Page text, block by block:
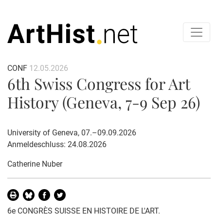
CONF 12.05.2026
6th Swiss Congress for Art
History (Geneva, 7-9 Sep 26)
University of Geneva, 07.–09.09.2026
Anmeldeschluss: 24.08.2026
Catherine Nuber
6e CONGRÈS SUISSE EN HISTOIRE DE L'ART.